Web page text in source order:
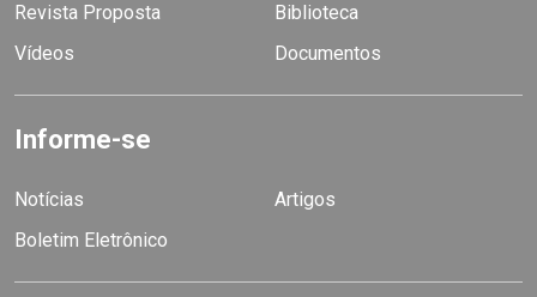
Revista Proposta
Biblioteca
Vídeos
Documentos
Informe-se
Notícias
Artigos
Boletim Eletrônico